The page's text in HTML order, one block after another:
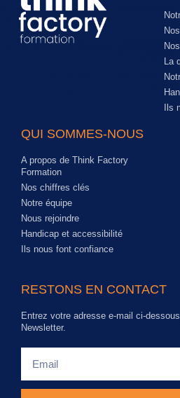
La
Ils
QUI SOMMES-NOUS
A propos de Think Factory
Formation
Nos chiffres clés
Notre équipe
Nous rejoindre
Handicap et accessibilité
Ils nous font confiance
RESTONS EN CONTACT
Entrez votre adresse e-mail ci-
Newsletter.